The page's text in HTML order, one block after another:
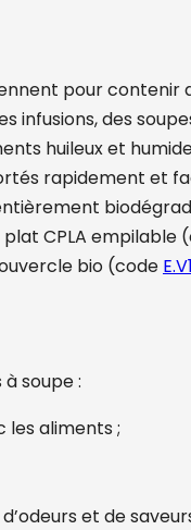
pour contenir
infusions, des
huileux et
rapidement et
CPLA empilable
bio (code
soupe :
aliments ;
et de